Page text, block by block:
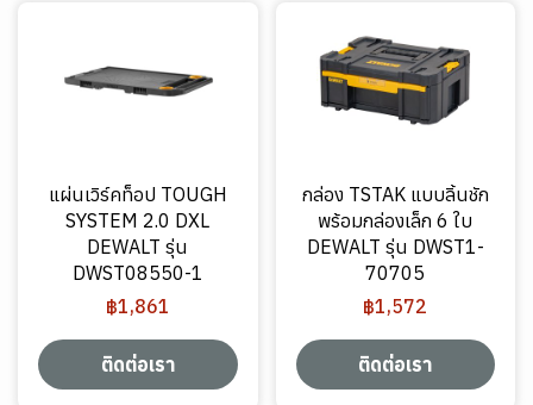
แผ่นเวิร์คท็อป TOUGH
SYSTEM 2.0 DXL
DEWALT รุ่น
DWST08550-1
฿1,861
ติดต่อเรา
กล่อง TSTAK แบบลิ้นชัก
พร้อมกล่องเล็ก 6 ใบ
DEWALT รุ่น DWST1-
70705
฿1,572
ติดต่อเรา